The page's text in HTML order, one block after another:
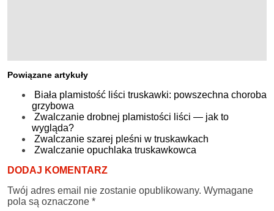
Powiązane artykuły
Biała plamistość liści truskawki: powszechna choroba
grzybowa
Zwalczanie drobnej plamistości liści — jak to
wygląda?
Zwalczanie szarej pleśni w truskawkach
Zwalczanie opuchlaka truskawkowca
DODAJ KOMENTARZ
Twój adres email nie zostanie opublikowany. Wymagane
pola są oznaczone *